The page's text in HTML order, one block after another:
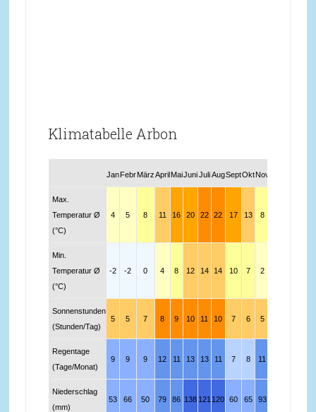
Klimatabelle Arbon
JanFebrMärzAprilMaiJuniJuliAugSeptOktNov
Max.
Temperatur Ø
(°C)
4 5 8 11 16 20 22 22 17 13 8
Min.
Temperatur Ø
(°C)
-2 -2 0 4 8 12 14 14 10 7 2
Sonnenstunden
(Stunden/Tag)
5 5 7 8 9 10 11 10 7 6 5
Regentage
(Tage/Monat)
9 9 9 12 11 13 13 11 7 8 11
Niederschlag
(mm)
53 66 50 79 86 138 121 120 60 65 93